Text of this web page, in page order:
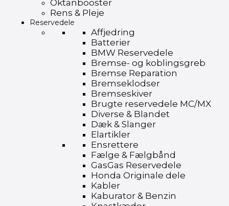
Oktanbooster
Rens & Pleje
Reservedele
Affjedring
Batterier
BMW Reservedele
Bremse- og koblingsgreb
Bremse Reparation
Bremseklodser
Bremseskiver
Brugte reservedele MC/MX
Diverse & Blandet
Dæk & Slanger
Elartikler
Ensrettere
Fælge & Fælgbånd
GasGas Reservedele
Honda Originale dele
Kabler
Kaburator & Benzin